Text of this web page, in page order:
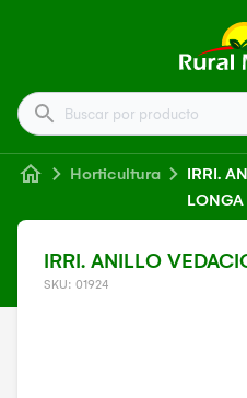
Buscar por producto
Horticultura
IRRI.
LONGA
IRRI. ANILLO
SKU: 01924